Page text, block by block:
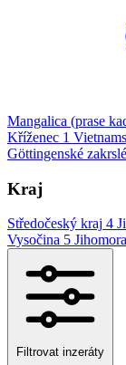
Mangalica (prase
Kříženec 1
Göttingenské
Kraj
Středočeský kraj 4
Vysočina 5
Filtrovat inzeráty